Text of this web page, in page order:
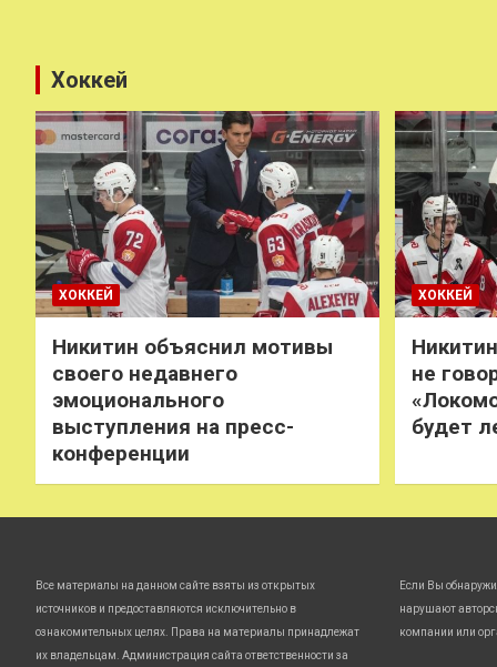
Хоккей
ХОККЕЙ
Никитин объяснил мотивы
своего недавнего
эмоционального
выступления на пресс-
конференции
ХОККЕЙ
не
будет
Все материалы на данном сайте взяты из открытых
источников и предоставляются исключительно в
ознакомительных целях. Права на материалы принадлежат
их владельцам. Администрация сайта ответственности за
Если Вы
нарушают
компании или